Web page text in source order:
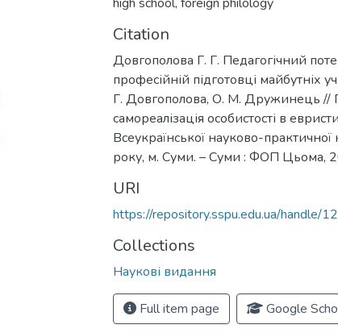
Citation
Довгополова Г. Г. Педагогічний
професійній підготовці майбутніх
Г. Довгополова, О. М. Дружинець //
самореалізація особистості в
Всеукраїнської науково-
року, м. Суми. – Суми : ФОП Цьома,
URI
https://repository.sspu.edu.ua/handle/
Collections
Наукові видання
Full item page Google